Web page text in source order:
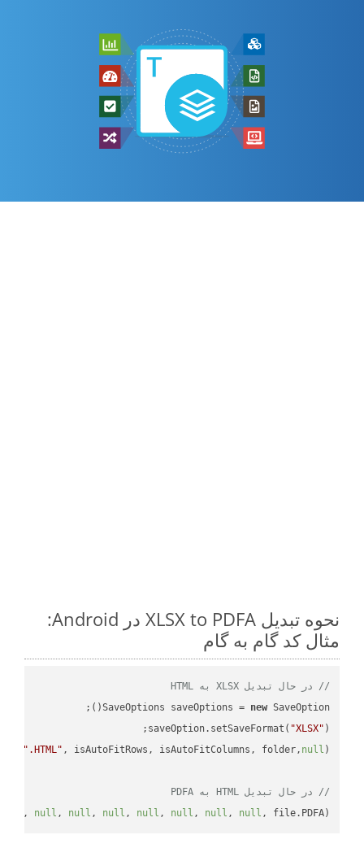
نحوه تبدیل XLSX to PDFA در Android:
مثال کد گام به گام
// در حال تبدیل XLSX به HTML
SaveOptions saveOptions = new
saveOption.setSaveFormat( "XLSX"
".HTML" , isAutoFitRows, isAutoFitColumns, folder, null
// در حال تبدیل HTML به PDFA
, null , null , null , null , null , null , null , file.PDFA);